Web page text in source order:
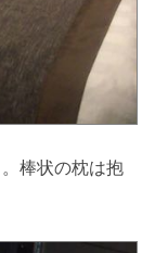
棒状の枕は抱